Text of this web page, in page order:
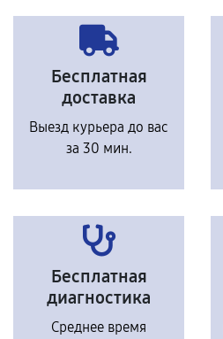
Бесплатная
доставка
Выезд курьера до вас
за 30 мин.
Бесплатная
диагностика
Среднее время